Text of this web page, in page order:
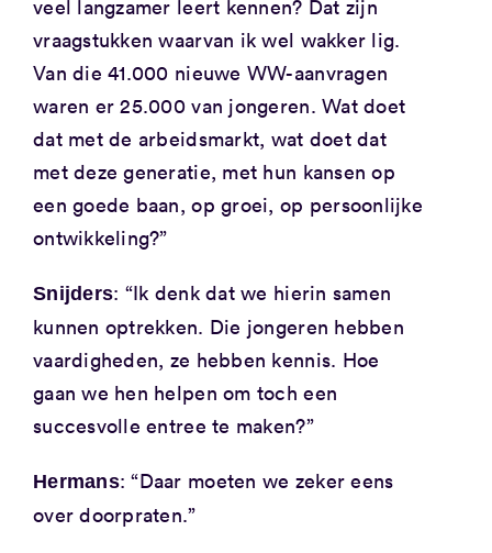
veel langzamer leert kennen? Dat zijn
vraagstukken waarvan ik wel wakker lig.
Van die 41.000 nieuwe WW-aanvragen
waren er 25.000 van jongeren. Wat doet
dat met de arbeidsmarkt, wat doet dat
met deze generatie, met hun kansen op
een goede baan, op groei, op persoonlijke
ontwikkeling?”
Snijders: “Ik denk dat we hierin samen
kunnen optrekken. Die jongeren hebben
vaardigheden, ze hebben kennis. Hoe
gaan we hen helpen om toch een
succesvolle entree te maken?”
Hermans: “Daar moeten we zeker eens
over doorpraten.”